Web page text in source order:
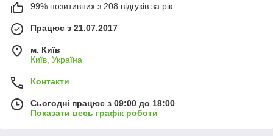
99% позитивних з 208 відгуків за рік
Працює з 21.07.2017
м. Київ
Київ, Україна
Контакти
Сьогодні працює з 09:00 до 18:00
Показати весь графік роботи